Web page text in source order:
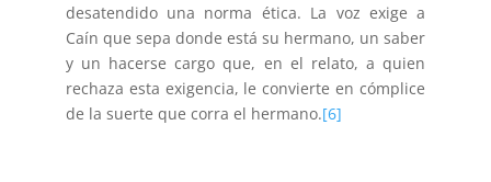
desatendido una norma ética. La voz exige a
Caín que sepa donde está su hermano, un saber
y un hacerse cargo que, en el relato, a quien
rechaza esta exigencia, le convierte en cómplice
de la suerte que corra el hermano.[6]